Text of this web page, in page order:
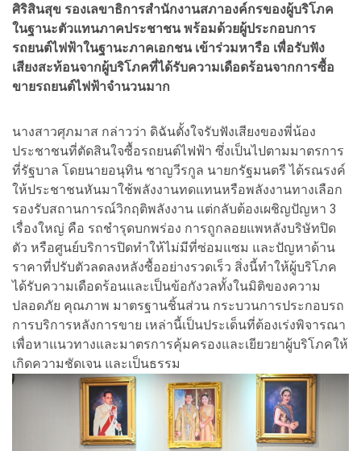
ศิริสินสุข รองเลขาธิการสำนักงานสภาองค์กรของผู้บริโภค
ในฐานะตัวแทนภาคประชาชน พร้อมด้วยผู้ประกอบการ
รถยนต์ไฟฟ้าในฐานะภาคเอกชน เข้าร่วมหารือ เพื่อรับฟัง
เสียงสะท้อนจากผู้บริโภคที่ได้รับความเดือดร้อนจากการซื้อ
ขายรถยนต์ไฟฟ้าจำนวนมาก
นางสาวศุภมาส กล่าวว่า ดิฉันตั้งใจรับฟังเสียงของพี่น้อง
ประชาชนที่ตัดสินใจซื้อรถยนต์ไฟฟ้า ซึ่งเป็นไปตามมาตรการ
ที่รัฐบาล โดยนายอนุทิน ชาญวีรกูล นายกรัฐมนตรี ได้รณรงค์
ให้ประชาชนหันมาใช้พลังงานทดแทนหรือพลังงานทางเลือก
รองรับสถานการณ์วิกฤติพลังงาน แต่กลับต้องเผชิญปัญหา 3
เรื่องใหญ่ คือ รถชำรุดบกพร่อง การถูกลอยแพหลังบริษัทปิด
ตัว หรือศูนย์บริการปิดทำให้ไม่มีที่ซ่อมแซม และปัญหาด้าน
ราคาที่ปรับตัวลดลงหลังซื้ออย่างรวดเร็ว สิ่งนี้ทำให้ผู้บริโภค
ได้รับความเดือดร้อนและเป็นข้อกังวลทั้งในมิติของความ
ปลอดภัย คุณภาพ มาตรฐานชิ้นส่วน กระบวนการประกอบรถ
การบริการหลังการขาย เหล่านี้เป็นประเด็นที่ต้องเร่งพิจารณา
เพื่อหาแนวทางและมาตรการคุ้มครองและเยียวยาผู้บริโภคให้
เกิดความชัดเจน และเป็นธรรม